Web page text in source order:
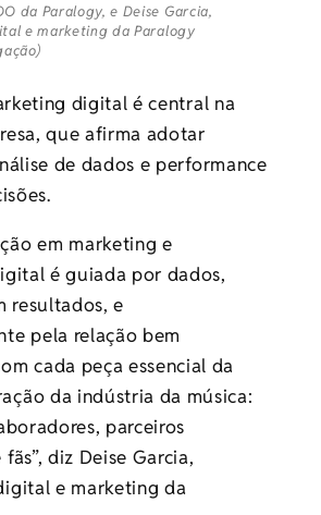
da Paralogy, e Deise Garcia,
e marketing da Paralogy
digital é central na
que afirma adotar
de dados e performance
em marketing e
é guiada por dados,
resultados, e
pela relação bem
cada peça essencial da
da indústria da música:
parceiros
diz Deise Garcia,
e marketing da